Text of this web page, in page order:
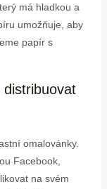
má hladkou a
umožňuje, aby
papír s
omalovánky.
Facebook,
na svém